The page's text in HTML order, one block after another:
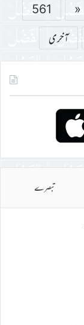
«
561
آخری
تبصرے